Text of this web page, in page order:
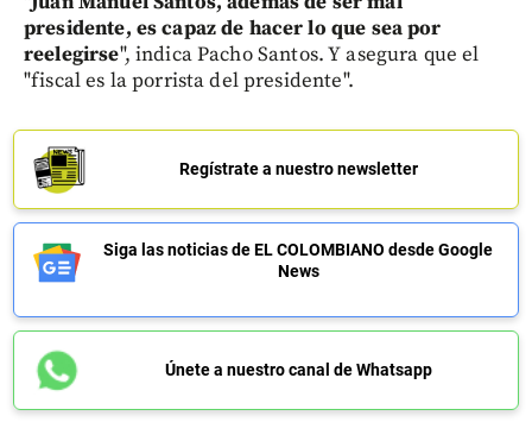
presidente, es capaz de hacer lo que sea por
reelegirse", indica Pacho Santos. Y asegura que el
"fiscal es la porrista del presidente".
Regístrate a nuestro newsletter
Siga las noticias de EL COLOMBIANO desde Google
News
Únete a nuestro canal de Whatsapp